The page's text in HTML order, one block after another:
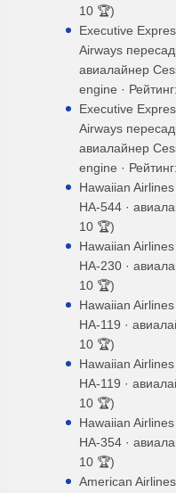
10 🏆)
Executive
Airways
авиалайнер
engine · Рейтинг:
Executive
Airways
авиалайнер
engine · Рейтинг:
Hawaiian
HA-544 ·
10 🏆)
Hawaiian
HA-230 ·
10 🏆)
Hawaiian
HA-119 ·
10 🏆)
Hawaiian
HA-119 ·
10 🏆)
Hawaiian
HA-354 ·
10 🏆)
American